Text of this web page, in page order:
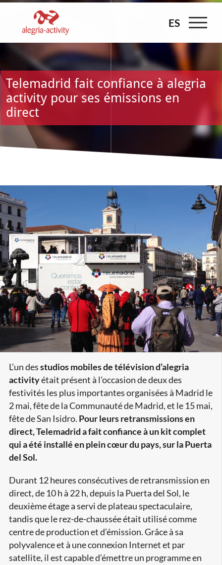
Skip
content
ES
ES
Telemadrid fait confiance à alegria
activity pour ses émissions en
direct
Voir
l'image
agrandie
L’un desstudios mobiles de télévision d’alegria
activityétait présent à l’occasion de deux des
festivités les plus importantes organisées à Madrid le
2 mai, fête de la Communauté de Madrid, et le 15 mai,
fête de San Isidro. Pour leurs retransmissions en
direct, Telemadrid a fait confiance à un kit complet
qui a été installé en plein cœur du pays, sur la Puerta
del Sol.
Durant 12 heures consécutives de retransmission en
direct, de 10 h à 22 h, depuis la Puerta del Sol, le
deuxième étage a servi de plateau spectaculaire,
tandis que le rez-de-chaussée était utilisé comme
centre de production et d’émission. Grâce à sa
polyvalence et à une connexion Internet et par
satellite, il est capable d’émettre un programme en